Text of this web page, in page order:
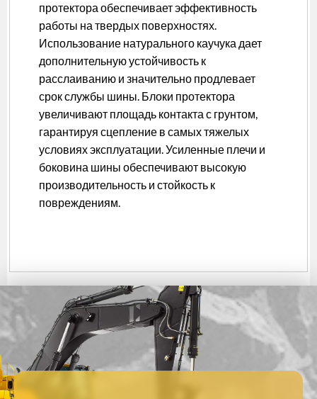
протектора обеспечивает эффективность
работы на твердых поверхностях.
Использование натурального каучука дает
дополнительную устойчивость к
расслаиванию и значительно продлевает
срок службы шины. Блоки протектора
увеличивают площадь контакта с грунтом,
гарантируя сцепление в самых тяжелых
условиях эксплуатации. Усиленные плечи и
боковина шины обеспечивают высокую
производительность и стойкость к
повреждениям.